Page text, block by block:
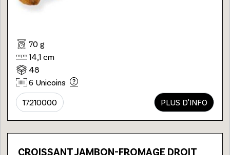
70 g
14,1 cm
48
6 Unicoins
17210000 PLUS D'INFO
CROISSANT JAMBON-FROMAGE DROIT